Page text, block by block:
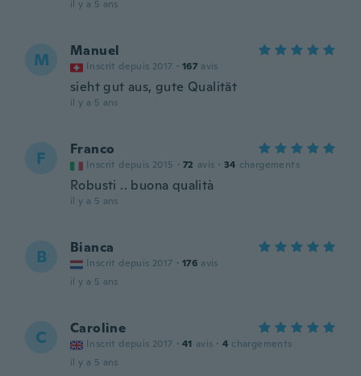
il y a 5 ans
M Manuel
Inscrit depuis 2017 · 167 avis
sieht gut aus, gute Qualität
il y a 5 ans
F Franco
Inscrit depuis 2015 · 72 avis · 34 chargements
Robusti .. buona qualità
il y a 5 ans
B Bianca
Inscrit depuis 2017 · 176 avis
il y a 5 ans
C Caroline
Inscrit depuis 2017 · 41 avis · 4 chargements
il y a 5 ans